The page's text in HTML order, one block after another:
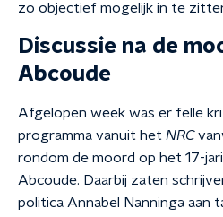
zo objectief mogelijk in te
Discussie na de
Abcoude
Afgelopen week was er felle
programma vanuit het NRC
rondom de moord op het 17-
Abcoude. Daarbij zaten
politica Annabel Nanninga aan